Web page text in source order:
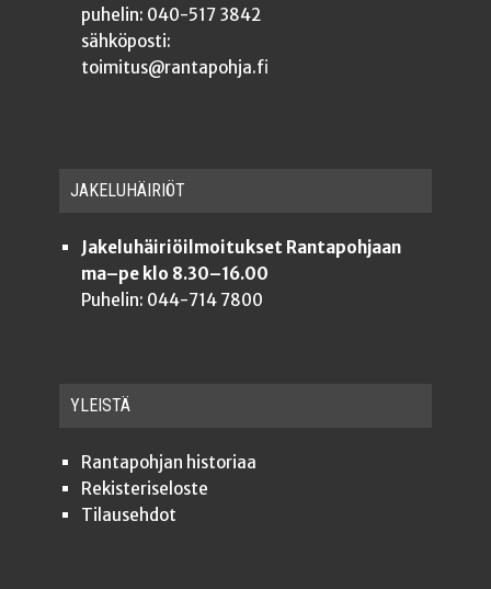
puhelin: 040-517 3842
sähköposti:
toimitus@rantapohja.fi
JAKE­LU­HÄI­RIÖT
Jakeluhäiriöilmoitukset Rantapohjaan
ma–pe klo 8.30–16.00
Puhelin: 044-714 7800
YLEISTÄ
Ran­ta­poh­jan historiaa
Rekis­te­ri­se­los­te
Tilauseh­dot